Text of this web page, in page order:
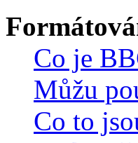
Co je
Můžu
Co to